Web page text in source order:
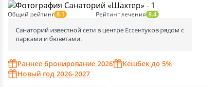
Рейтинг лечения 8.4
Общий рейтинг 8.1
Санаторий известной сети в центре Ессентуков рядом с
парками и бюветами.
Раннее бронирование 2026
Кешбек до 5%
Новый год 2026-2027